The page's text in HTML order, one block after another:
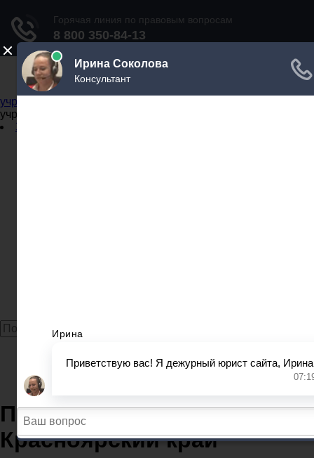
Не официальный справочник государственных
учреждений
учреждений
Задать вопрос юристу
Прокуратура
Прокуратуры в регионе Красноярский край
Прокуратуры в регионе
Красноярский край